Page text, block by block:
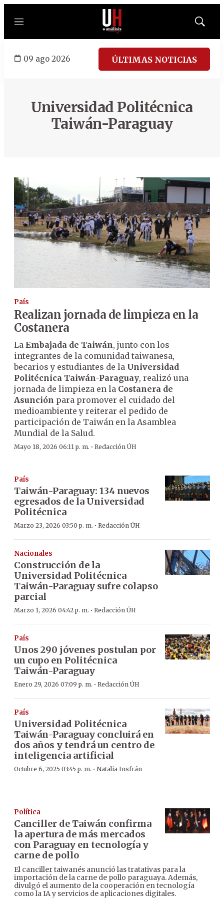
Menú
Mostrar
09 ago 2026 ÚLTIMAS NOTICIAS
Universidad Politécnica
Taiwán-Paraguay
País
Realizan jornada de limpieza en la
Costanera
La Embajada de Taiwán, junto con los
integrantes de la comunidad taiwanesa,
becarios y estudiantes de la Universidad
Politécnica Taiwán-Paraguay, realizó una
jornada de limpieza en la Costanera de
Asunción para promover el cuidado del
medioambiente y reiterar el pedido de
participación de Taiwán en la Asamblea
Mundial de la Salud.
Mayo 18, 2026 06:11 p. m. · Redacción ÚH
País
Taiwán-Paraguay: 134 nuevos
egresados de la Universidad
Politécnica
Marzo 23, 2026 03:50 p. m. · Redacción ÚH
Nacionales
Construcción de la
Universidad Politécnica
Taiwán-Paraguay sufre colapso
parcial
Marzo 1, 2026 04:42 p. m. · Redacción ÚH
País
Unos 290 jóvenes postulan por
un cupo en Politécnica
Taiwán-Paraguay
Enero 29, 2026 07:09 p. m. · Redacción ÚH
País
Universidad Politécnica
Taiwán-Paraguay concluirá en
dos años y tendrá un centro de
inteligencia artificial
Octubre 6, 2025 03:45 p. m. · Natalia Insfrán
Política
Canciller de Taiwán confirma
la apertura de más mercados
con Paraguay en tecnología y
carne de pollo
El canciller taiwanés anunció las tratativas para la
importación de la carne de pollo paraguaya. Además,
divulgó el aumento de la cooperación en tecnología
como la IA y servicios de aplicaciones digitales.